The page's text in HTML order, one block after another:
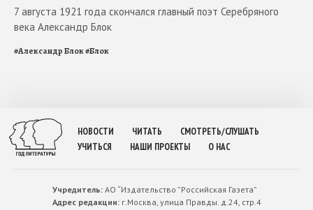
7 августа 1921 года скончался главный поэт Серебряного
века Александр Блок
#Александр Блок#Блок
НОВОСТИ ЧИТАТЬ
СМОТРЕТЬ/СЛУШАТЬ
УЧИТЬСЯ
НАШИ ПРОЕКТЫ О НАС
Учредитель:АО “Издательство ”Российская Газета”
Адрес редакции:г.Москва, улица Правды. д.24, стр.4